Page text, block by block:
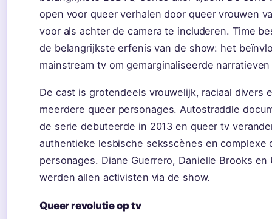
open voor queer verhalen door queer vrouwen
voor als achter de camera te includeren. Time
de belangrijkste erfenis van de show: het
mainstream tv om gemarginaliseerde
De cast is grotendeels vrouwelijk, raciaal divers
meerdere queer personages. Autostraddle
de serie debuteerde in 2013 en queer tv
authentieke lesbische seksscènes en complexe
personages. Diane Guerrero, Danielle Brooks en
werden allen activisten via de show.
Queer revolutie op tv